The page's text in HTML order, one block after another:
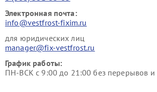
Электронная почта:
info@vestfrost-fixim.ru
для юридических лиц
manager@fix-vestfrost.ru
График работы:
ПН-ВСК с 9:00 до 21:00 без перерывов